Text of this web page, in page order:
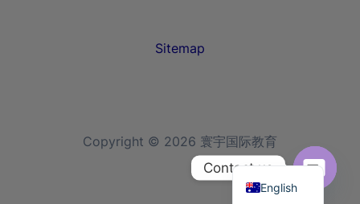
Sitemap
Copyright © 2026 寰宇国际教育
English
Chinese
Contact us